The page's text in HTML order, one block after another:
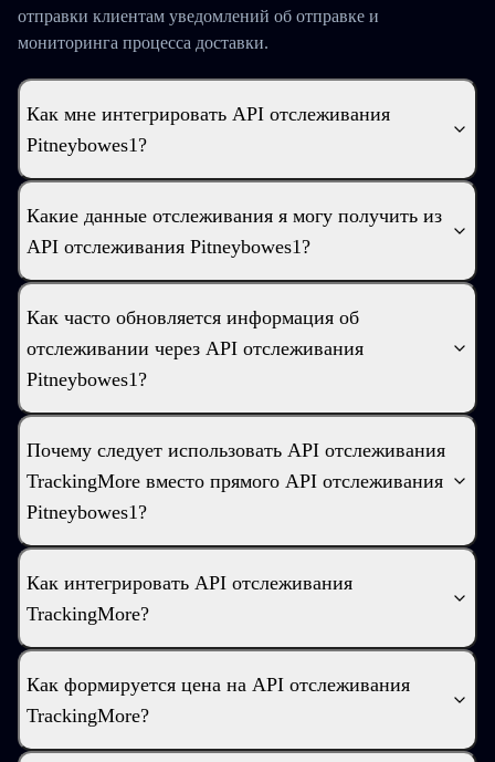
отправки клиентам уведомлений об отправке и
мониторинга процесса доставки.
Как мне интегрировать API отслеживания
Pitneybowes1?
Какие данные отслеживания я могу получить из
API отслеживания Pitneybowes1?
Как часто обновляется информация об
отслеживании через API отслеживания
Pitneybowes1?
Почему следует использовать API отслеживания
TrackingMore вместо прямого API отслеживания
Pitneybowes1?
Как интегрировать API отслеживания
TrackingMore?
Как формируется цена на API отслеживания
TrackingMore?